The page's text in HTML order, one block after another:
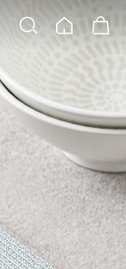
장바구니